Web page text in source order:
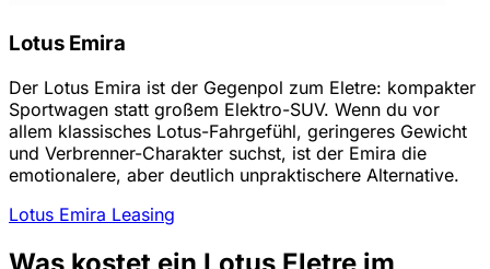
Lotus Emira
Der Lotus Emira ist der Gegenpol zum Eletre: kompakter
Sportwagen statt großem Elektro-SUV. Wenn du vor
allem klassisches Lotus-Fahrgefühl, geringeres Gewicht
und Verbrenner-Charakter suchst, ist der Emira die
emotionalere, aber deutlich unpraktischere Alternative.
Lotus Emira Leasing
Was kostet ein Lotus Eletre im